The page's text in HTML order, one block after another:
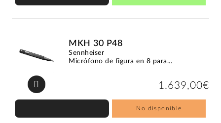
MKH 30 P48
Sennheiser
Micrófono de figura en 8 para...
1.639,00€
No disponible